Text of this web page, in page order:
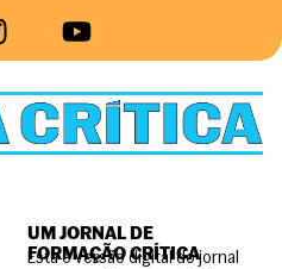
UM JORNAL DE
FORMAÇÃO CRÍTICA
Esta é versão digital do jornal